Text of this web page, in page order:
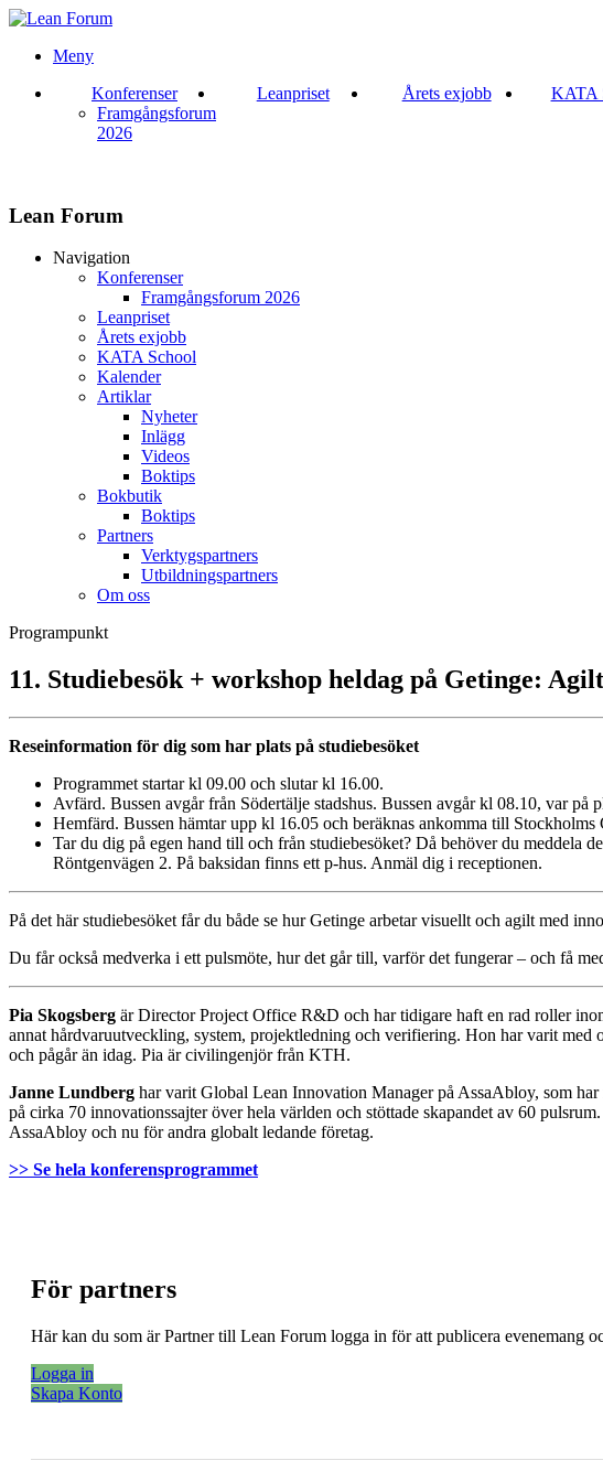
Meny
Konferenser
Framgångsforum
2026
Leanpriset Årets exjobb KATA
Lean Forum
Navigation
Konferenser
Framgångsforum 2026
Leanpriset
Årets exjobb
KATA School
Kalender
Artiklar
Nyheter
Inlägg
Videos
Boktips
Bokbutik
Boktips
Partners
Verktygspartners
Utbildningspartners
Om oss
Programpunkt
11. Studiebesök + workshop heldag på Getinge:
Reseinformation för dig som har plats på studiebesöket
Programmet startar kl 09.00 och slutar kl 16.00.
Avfärd. Bussen avgår från Södertälje stadshus. Bussen avgår kl 08.10, var på
Hemfärd. Bussen hämtar upp kl 16.05 och beräknas ankomma till Stockholms
Tar du dig på egen hand till och från studiebesöket? Då behöver du meddela
Röntgenvägen 2. På baksidan finns ett p-hus. Anmäl dig i receptionen.
På det här studiebesöket får du både se hur Getinge arbetar visuellt och agilt med
Du får också medverka i ett pulsmöte, hur det går till, varför det fungerar – och få
Pia Skogsberg är Director Project Office R&D och har tidigare haft en rad roller
annat hårdvaruutveckling, system, projektledning och verifiering. Hon har varit med
och pågår än idag. Pia är civilingenjör från KTH.
Janne Lundberg har varit Global Lean Innovation Manager på AssaAbloy, som
på cirka 70 innovationssajter över hela världen och stöttade skapandet av 60
AssaAbloy och nu för andra globalt ledande företag.
>> Se hela konferensprogrammet
För partners
Här kan du som är Partner till Lean Forum logga in för att publicera evenemang
Logga in
Skapa Konto